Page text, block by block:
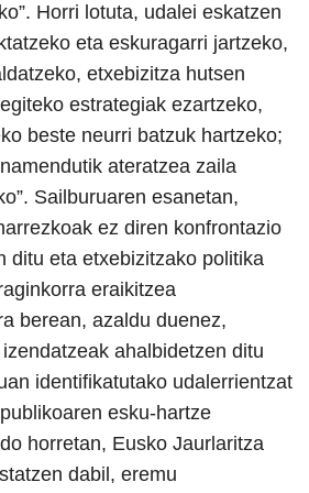
Horri lotuta, udalei eskatzen
eta eskuragarri jartzeko,
etxebizitza hutsen
estrategiak ezartzeko,
beste neurri batzuk hartzeko;
ateratzea zaila
Sailburuaren esanetan,
ez diren konfrontazio
ditu eta etxebizitzako politika
eraikitzea
berean, azaldu duenez,
ahalbidetzen ditu
identifikatutako udalerrientzat
esku-hartze
horretan, Eusko Jaurlaritza
dabil, eremu